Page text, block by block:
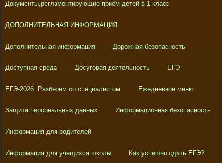
Документы,регламентирующие приём детей в 1 класс
ДОПОЛНИТЕЛЬНАЯ ИНФОРМАЦИЯ
Дополнительная информация Дорожная безопасность
Доступная среда Досуговая деятельность ЕГЭ
ЕГЭ-2026. Разберем со специалистом Ежедневное меню
Защита персональных данных Информационная безопасность
Информация для родителей
Информация для учащихся школы Как успешно сдать ЕГЭ?